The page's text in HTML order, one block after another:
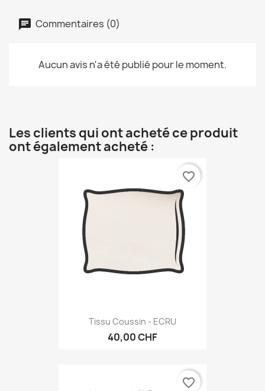
Commentaires (0)
Aucun avis n'a été publié pour le moment.
Les clients qui ont acheté ce produit
ont également acheté :
Tissu Coussin - ECRU
40,00 CHF
favorite_border
favorite_border